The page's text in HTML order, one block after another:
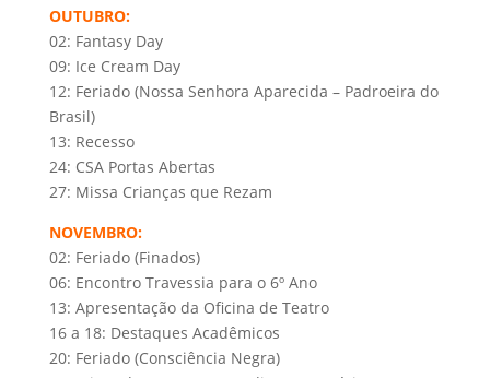
OUTUBRO:
02: Fantasy Day
09: Ice Cream Day
12: Feriado (Nossa Senhora Aparecida – Padroeira do
Brasil)
13: Recesso
24: CSA Portas Abertas
27: Missa Crianças que Rezam
NOVEMBRO:
02: Feriado (Finados)
06: Encontro Travessia para o 6º Ano
13: Apresentação da Oficina de Teatro
16 a 18: Destaques Acadêmicos
20: Feriado (Consciência Negra)